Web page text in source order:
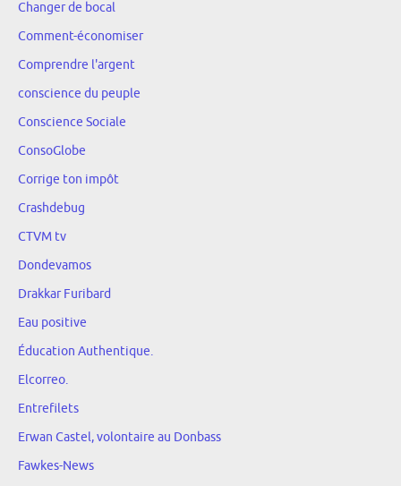
Changer de bocal
Comment-économiser
Comprendre l'argent
conscience du peuple
Conscience Sociale
ConsoGlobe
Corrige ton impôt
Crashdebug
CTVM tv
Dondevamos
Drakkar Furibard
Eau positive
Éducation Authentique.
Elcorreo.
Entrefilets
Erwan Castel, volontaire au Donbass
Fawkes-News